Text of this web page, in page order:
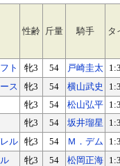
性齢 斤量 騎手 タ
ト 牝3 54 戸崎圭太
ス 牝3 54 横山武史
牝3 54 松山弘平
牝3 54 坂井瑠星
ル 牝3 54 Ｍ．デム
牝3 54 松岡正海